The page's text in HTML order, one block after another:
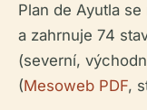
Plan de Ayutla
a zahrnuje 74
(severní,
(Mesoweb PDF,